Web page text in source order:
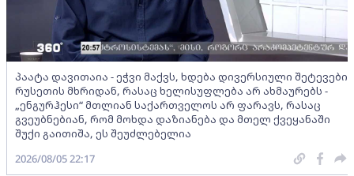
პაატა დავითაია - ეჭვი მაქვს, ხდება დივერსიული შეტევები
რუსეთის მხრიდან, რასაც ხელისუფლება არ ახმაურებს -
„ენგურჰესი“ მთლიან საქართველოს არ ფარავს, რასაც
გვეუბნებიან, რომ მოხდა დაზიანება და მთელ ქვეყანაში
შუქი გაითიშა, ეს შეუძლებელია
2026/08/05 22:17